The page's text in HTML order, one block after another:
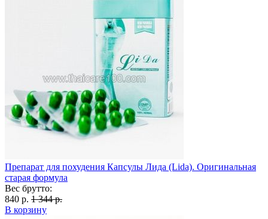
Препарат для похудения Капсулы Лида (Lida). Оригинальная
старая формула
Вес брутто:
840 р. 1 344 р.
В корзину